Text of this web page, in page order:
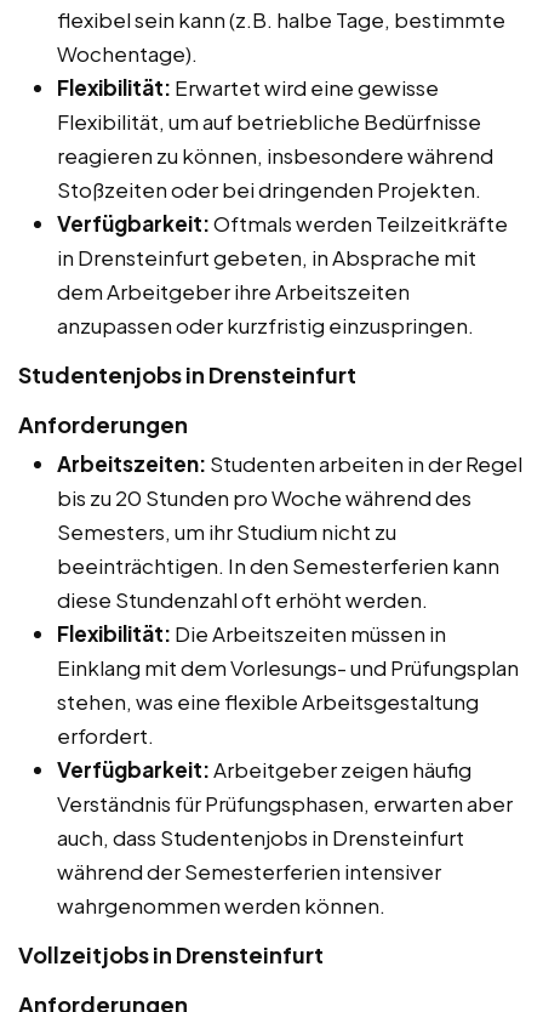
flexibel sein kann (z.B. halbe Tage, bestimmte
Wochentage).
Flexibilität: Erwartet wird eine gewisse
Flexibilität, um auf betriebliche Bedürfnisse
reagieren zu können, insbesondere während
Stoßzeiten oder bei dringenden Projekten.
Verfügbarkeit:Oftmals werden Teilzeitkräfte
in Drensteinfurt gebeten, in Absprache mit
dem Arbeitgeber ihre Arbeitszeiten
anzupassen oder kurzfristig einzuspringen.
Studentenjobs in Drensteinfurt
Anforderungen
Arbeitszeiten: Studenten arbeiten in der Regel
bis zu 20 Stunden pro Woche während des
Semesters, um ihr Studium nicht zu
beeinträchtigen. In den Semesterferien kann
diese Stundenzahl oft erhöht werden.
Flexibilität: Die Arbeitszeiten müssen in
Einklang mit dem Vorlesungs- und Prüfungsplan
stehen, was eine flexible Arbeitsgestaltung
erfordert.
Verfügbarkeit:Arbeitgeber zeigen häufig
Verständnis für Prüfungsphasen, erwarten aber
auch, dass Studentenjobs in Drensteinfurt
während der Semesterferien intensiver
wahrgenommen werden können.
Vollzeitjobs in Drensteinfurt
Anforderungen